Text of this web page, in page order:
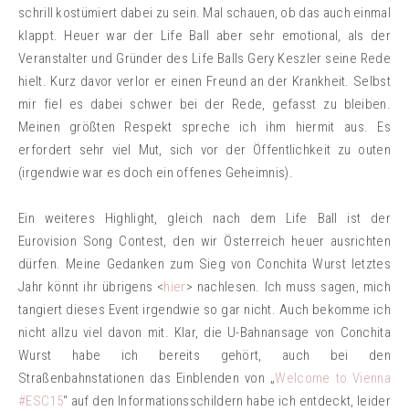
schrill kostümiert dabei zu sein. Mal schauen, ob das auch einmal
klappt. Heuer war der Life Ball aber sehr emotional, als der
Veranstalter und Gründer des Life Balls Gery Keszler seine Rede
hielt. Kurz davor verlor er einen Freund an der Krankheit. Selbst
mir fiel es dabei schwer bei der Rede, gefasst zu bleiben.
Meinen größten Respekt spreche ich ihm hiermit aus. Es
erfordert sehr viel Mut, sich vor der Öffentlichkeit zu outen
(irgendwie war es doch ein offenes Geheimnis).
Ein weiteres Highlight, gleich nach dem Life Ball ist der
Eurovision Song Contest, den wir Österreich heuer ausrichten
dürfen. Meine Gedanken zum Sieg von Conchita Wurst letztes
Jahr könnt ihr übrigens <hier> nachlesen. Ich muss sagen, mich
tangiert dieses Event irgendwie so gar nicht. Auch bekomme ich
nicht allzu viel davon mit. Klar, die U-Bahnansage von Conchita
Wurst habe ich bereits gehört, auch bei den
Straßenbahnstationen das Einblenden von „Welcome to Vienna
#ESC15“ auf den Informationsschildern habe ich entdeckt, leider